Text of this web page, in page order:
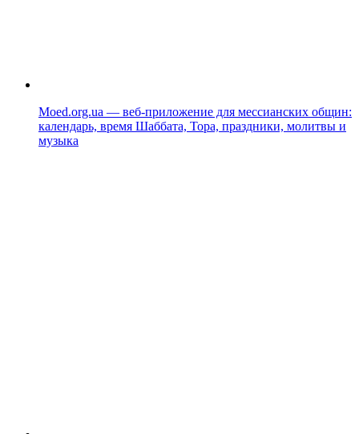
Moed.org.ua — веб-приложение для мессианских общин:
календарь, время Шаббата, Тора, праздники, молитвы и
музыка